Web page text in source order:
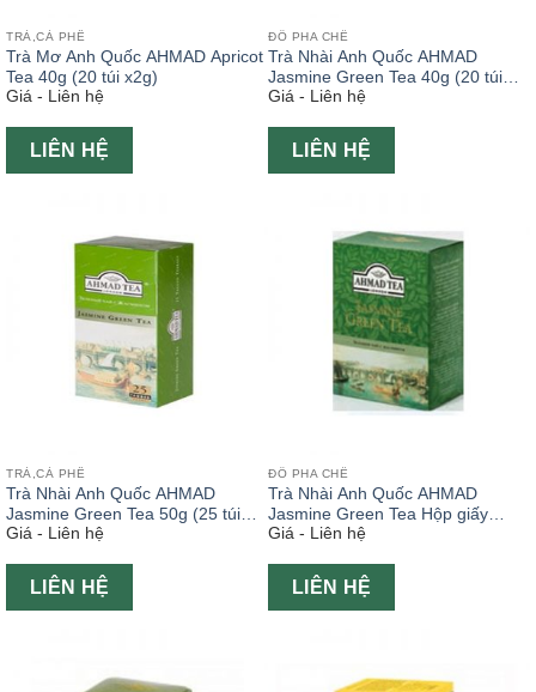
TRÀ,CÀ PHÊ
Trà Mơ Anh Quốc AHMAD Apricot
Tea 40g (20 túi x2g)
Giá - Liên hệ
LIÊN HỆ
ĐỒ PHA CHẾ
Trà Nhài Anh Quốc AHMAD
Jasmine Green Tea 40g (20 túi
x2g)
Giá - Liên hệ
LIÊN HỆ
TRÀ,CÀ PHÊ
Trà Nhài Anh Quốc AHMAD
Jasmine Green Tea 50g (25 túi
x2g)
Giá - Liên hệ
LIÊN HỆ
ĐỒ PHA CHẾ
Trà Nhài Anh Quốc AHMAD
Jasmine Green Tea Hộp giấy
100g
Giá - Liên hệ
LIÊN HỆ